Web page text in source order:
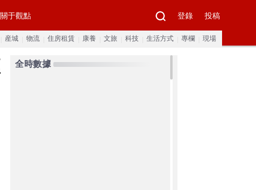
關于觀點 登錄 投稿
産城 物流 住房租賃 康養 文旅 科技 生活方式 專欄 現場
全時數據